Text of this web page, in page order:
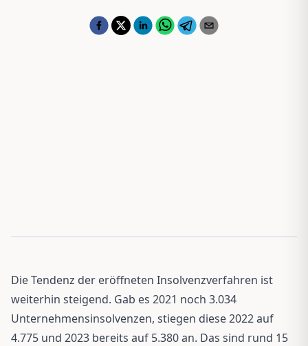
Die Tendenz der eröffneten Insolvenzverfahren ist
weiterhin steigend. Gab es 2021 noch 3.034
Unternehmensinsolvenzen, stiegen diese 2022 auf
4.775 und 2023 bereits auf 5.380 an. Das sind rund 15